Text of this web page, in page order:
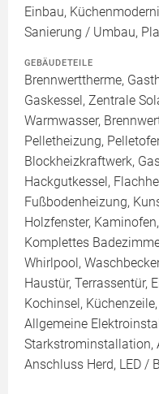
Einbau,
Sanierung / Umbau,
GEBÄUDETEILE
Brennwerttherme,
Gaskessel, Zentrale
Warmwasser,
Pelletheizung,
Blockheizkraftwerk,
Hackgutkessel,
Fußbodenheizung,
Holzfenster,
Komplettes
Whirlpool,
Haustür, Terrassentür,
Kochinsel,
Allgemeine
Starkstrominstallation,
Anschluss Herd, LED /